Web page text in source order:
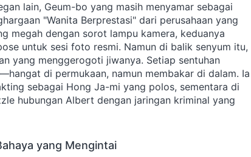
lain, Geum-bo yang masih menyamar sebagai
"Wanita Berprestasi" dari perusahaan yang
megah dengan sorot lampu kamera, keduanya
untuk sesi foto resmi. Namun di balik senyum itu,
yang menggerogoti jiwanya. Setiap sentuhan
di permukaan, namun membakar di dalam. Ia
sebagai Hong Ja-mi yang polos, sementara di
hubungan Albert dengan jaringan kriminal yang
yang Mengintai